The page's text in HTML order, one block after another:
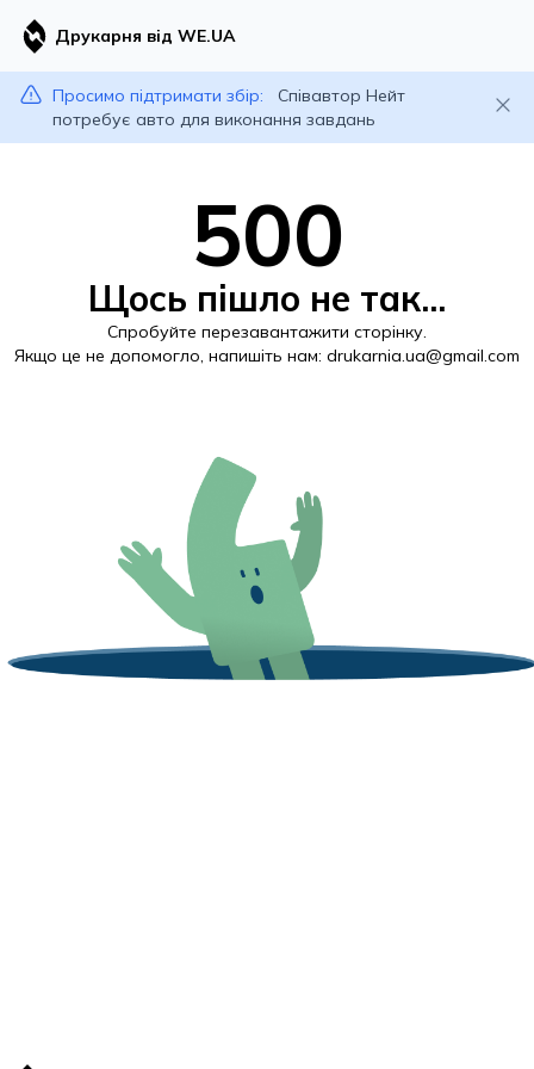
Друкарня від WE.UA
Просимо підтримати збір:
Співавтор Нейт
потребує авто для виконання завдань
500
Щось пішло не так...
Спробуйте перезавантажити сторінку.
Якщо це не допомогло, напишіть нам: drukarnia.ua@gmail.com